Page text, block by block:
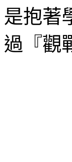
是抱著
過『觀